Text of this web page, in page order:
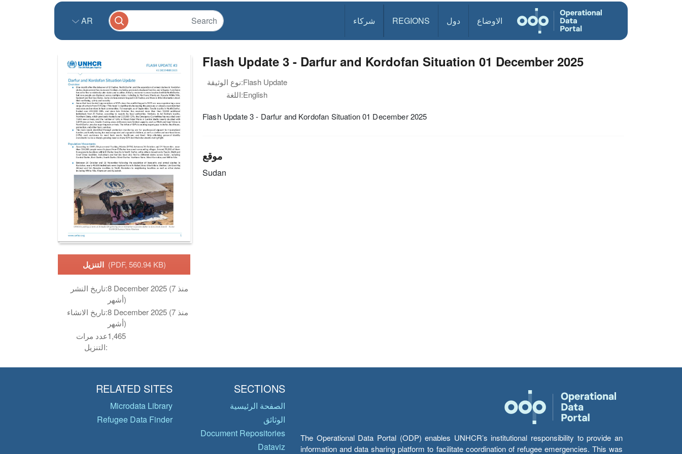
الاوضاع دول REGIONS شركاء AR
التنزيل (PDF, 560.94 KB)
تاريخ النشر:8 December 2025 (منذ 7
أشهر)
تاريخ الانشاء:8 December 2025 (منذ 7
أشهر)
عدد مرات
التنزيل:
1,465
Flash Update 3 - Darfur and Kordofan Situation 01 December 2025
نوع الوثيقة:Flash Update
اللغة:English
Flash Update 3 - Darfur and Kordofan Situation 01 December 2025
موقع
Sudan
The Operational Data Portal (ODP) enables UNHCR’s institutional responsibility to provide an
information and data sharing platform to facilitate coordination of refugee emergencies. This was
SECTIONS
الصفحة الرئيسية
الوثائق
Document Repositories
Dataviz
RELATED SITES
Microdata Library
Refugee Data Finder